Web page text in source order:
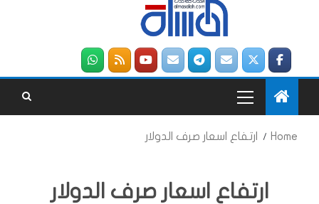
Home ارتفاع اسعار صرف الدولار
ارتفاع اسعار صرف الدولار